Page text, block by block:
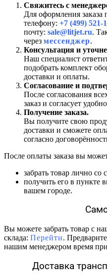
Свяжитесь с
Для оформления заказа
телефону: +7 (499) 521-
почту: sale@litjet.ru.
через мессенджер.
Консультация и
Наш специалист
подобрать комплект
доставки и оплаты.
Согласование и
После согласования
заказ и согласует
Получение заказа.
Вы получите свою
доставки и сможете
согласно
После оплаты заказа вы
забрать товар лично со
получить его в пункте
вашем городе.
Вы можете забрать товар с
склада: Перейти.
нашим менеджером время
Доставка